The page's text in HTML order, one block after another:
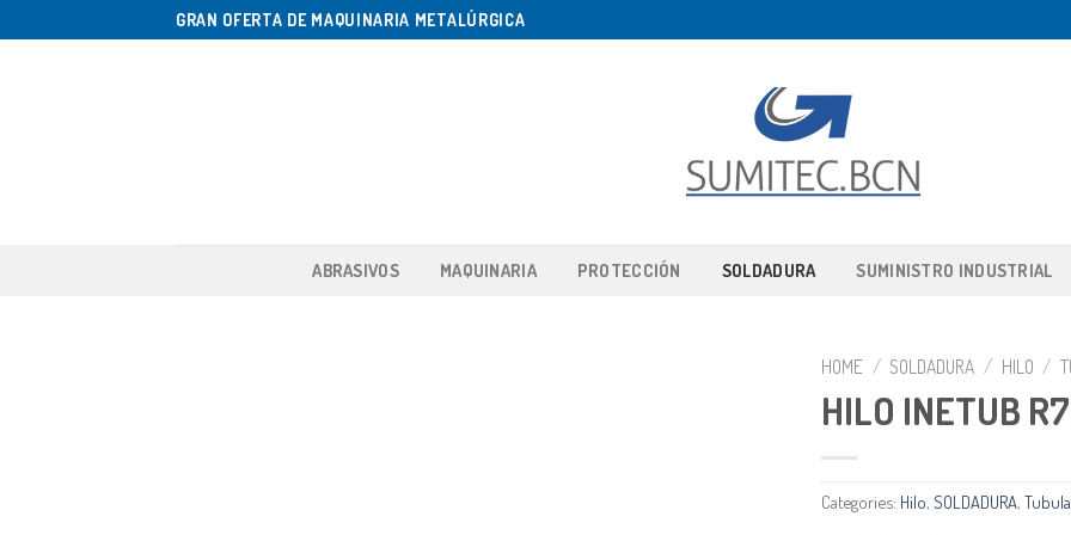
GRAN OFERTA DE MAQUINARIA METALÚRGICA
ABRASIVOS MAQUINARIA PROTECCIÓN SOLDADURA SUMINISTRO INDUSTRIAL
HOME / SOLDADURA / HILO /
HILO INETUB
Categories: Hilo, SOLDADURA,